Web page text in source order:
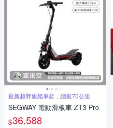
最新越野旗艦車款，續航70公里
SEGWAY 電動滑板車 ZT3 Pro
$36,588